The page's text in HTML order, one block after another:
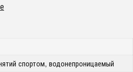
спортом, водонепроницаемый